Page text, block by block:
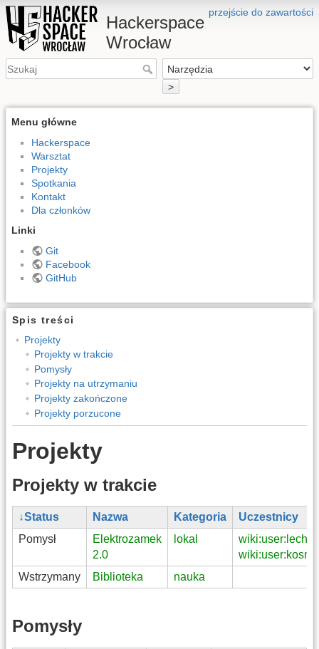
przejście do zawartości
Hackerspace
Wrocław
>
Menu główne
Hackerspace
Warsztat
Projekty
Spotkania
Kontakt
Dla członków
Linki
Git
Facebook
GitHub
Spis treści
Projekty
Projekty w trakcie
Pomysły
Projekty na utrzymaniu
Projekty zakończone
Projekty porzucone
Projekty
Projekty w trakcie
Status Nazwa Kategoria
Uczestnicy
Pomysł
Elektrozamek
2.0
lokal wiki:user:lechu
wiki:user:kosma
Wstrzymany
Biblioteka nauka
Pomysły